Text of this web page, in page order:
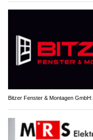
Bitzer Fenster & Montagen